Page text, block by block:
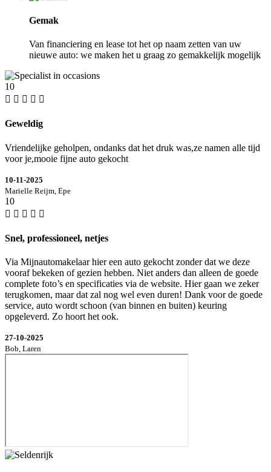
Gemak
Van financiering en lease tot het op naam zetten van uw
nieuwe auto: we maken het u graag zo gemakkelijk mogelijk
10
Geweldig
Vriendelijke geholpen, ondanks dat het druk was,ze namen alle tijd
voor je,mooie fijne auto gekocht
10-11-2025
Marielle Reijm, Epe
10
Snel, professioneel, netjes
Via Mijnautomakelaar hier een auto gekocht zonder dat we deze
vooraf bekeken of gezien hebben. Niet anders dan alleen de goede
complete foto’s en specificaties via de website. Hier gaan we zeker
terugkomen, maar dat zal nog wel even duren! Dank voor de goede
service, auto wordt schoon (van binnen en buiten) keuring
opgeleverd. Zo hoort het ook.
27-10-2025
Bob, Laren